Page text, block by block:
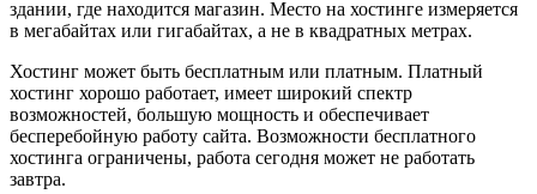
здании, где находится магазин. Место на хостинге измеряется
в мегабайтах или гигабайтах, а не в квадратных метрах.
Хостинг может быть бесплатным или платным. Платный
хостинг хорошо работает, имеет широкий спектр
возможностей, большую мощность и обеспечивает
бесперебойную работу сайта. Возможности бесплатного
хостинга ограничены, работа сегодня может не работать
завтра.